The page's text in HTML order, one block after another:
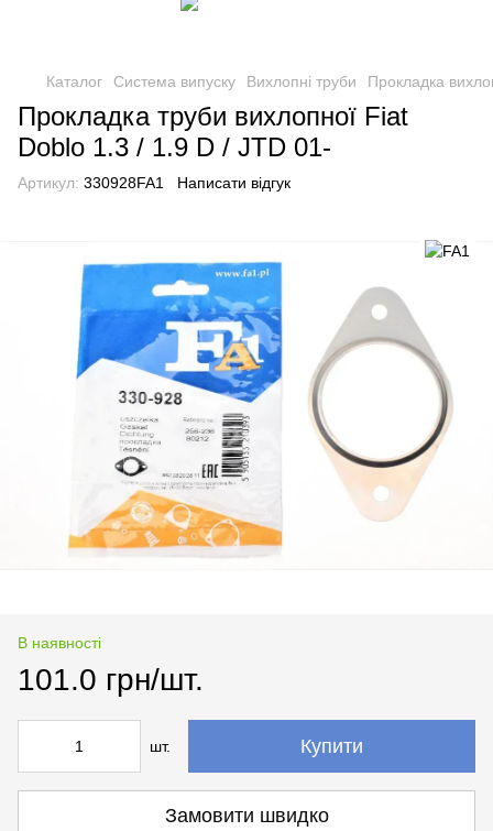
Каталог Система випуску Вихлопні труби Прокладка
Прокладка труби вихлопної Fiat
Doblo 1.3 / 1.9 D / JTD 01-
Артикул: 330928FA1 Написати відгук
В наявності
101.0 грн/шт.
шт. Купити
Замовити швидко